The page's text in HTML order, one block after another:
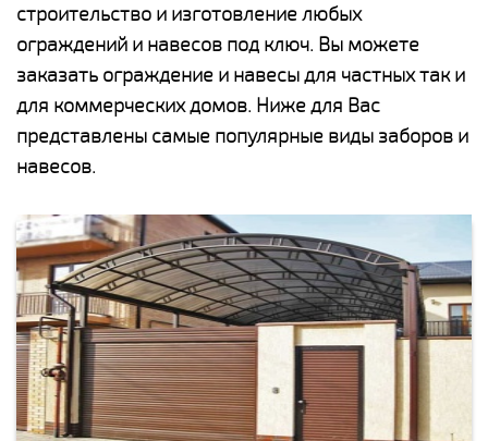
строительство и изготовление любых
ограждений и навесов под ключ. Вы можете
заказать ограждение и навесы для частных так и
для коммерческих домов. Ниже для Вас
представлены самые популярные виды заборов и
навесов.